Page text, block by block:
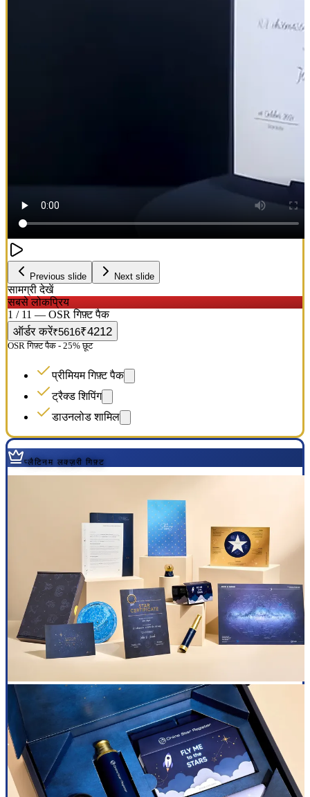
Previous slide Next slide
सामग्री देखें
सबसे लोकप्रिय
1 / 11 — OSR गिफ़्ट पैक
ऑर्डर करें₹5616₹4212
OSR गिफ़्ट पैक - 25% छूट
प्रीमियम गिफ़्ट पैक
ट्रैक्ड शिपिंग
डाउनलोड शामिल
प्लैटिनम लक्ज़री गिफ़्ट